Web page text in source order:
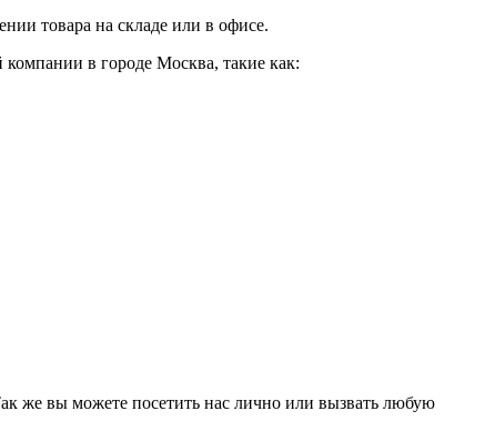
товара на складе или в офисе.
в городе Москва, такие как:
же вы можете посетить нас лично или вызвать любую